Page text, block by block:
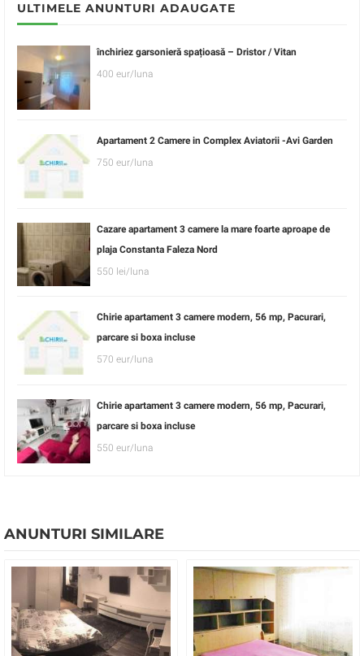
ULTIMELE ANUNTURI ADAUGATE
închiriez garsonieră spațioasă – Dristor / Vitan
400 eur/luna
Apartament 2 Camere in Complex Aviatorii -Avi Garden
750 eur/luna
Cazare apartament 3 camere la mare foarte aproape de
plaja Constanta Faleza Nord
550 lei/luna
Chirie apartament 3 camere modern, 56 mp, Pacurari,
parcare si boxa incluse
570 eur/luna
Chirie apartament 3 camere modern, 56 mp, Pacurari,
parcare si boxa incluse
550 eur/luna
ANUNTURI SIMILARE